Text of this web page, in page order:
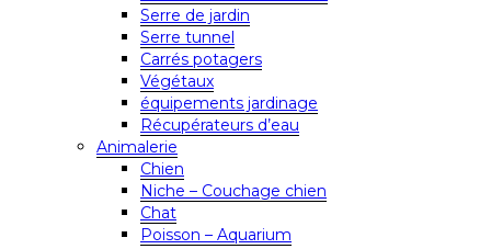
Serre de jardin
Serre tunnel
Carrés potagers
Végétaux
équipements jardinage
Récupérateurs d’eau
Animalerie
Chien
Niche – Couchage chien
Chat
Poisson – Aquarium